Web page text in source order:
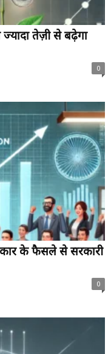
तेज़ी से बढ़ेगा
0
के फैसले से सरकारी
0